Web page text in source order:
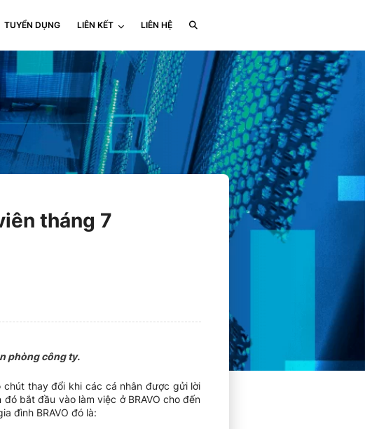
TUYỂN DỤNG LIÊN KẾT LIÊN HỆ
tháng 7
phòng công ty.
chút thay đổi khi các cá nhân được gửi lời
bắt đầu vào làm việc ở BRAVO cho đến
đình BRAVO đó là: